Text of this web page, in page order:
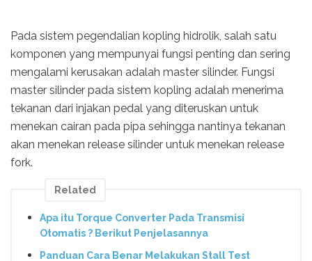
Pada sistem pegendalian kopling hidrolik, salah satu
komponen yang mempunyai fungsi penting dan sering
mengalami kerusakan adalah master silinder. Fungsi
master silinder pada sistem kopling adalah menerima
tekanan dari injakan pedal yang diteruskan untuk
menekan cairan pada pipa sehingga nantinya tekanan
akan menekan release silinder untuk menekan release
fork.
Related
Apa itu Torque Converter Pada Transmisi
Otomatis ? Berikut Penjelasannya
Panduan Cara Benar Melakukan Stall Test